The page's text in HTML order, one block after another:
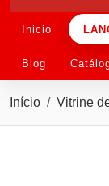
Inicio
Blog
Início Vitrine